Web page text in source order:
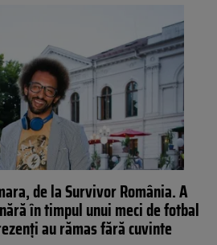
de la Survivor România. A
în timpul unui meci de fotbal
au rămas fără cuvinte